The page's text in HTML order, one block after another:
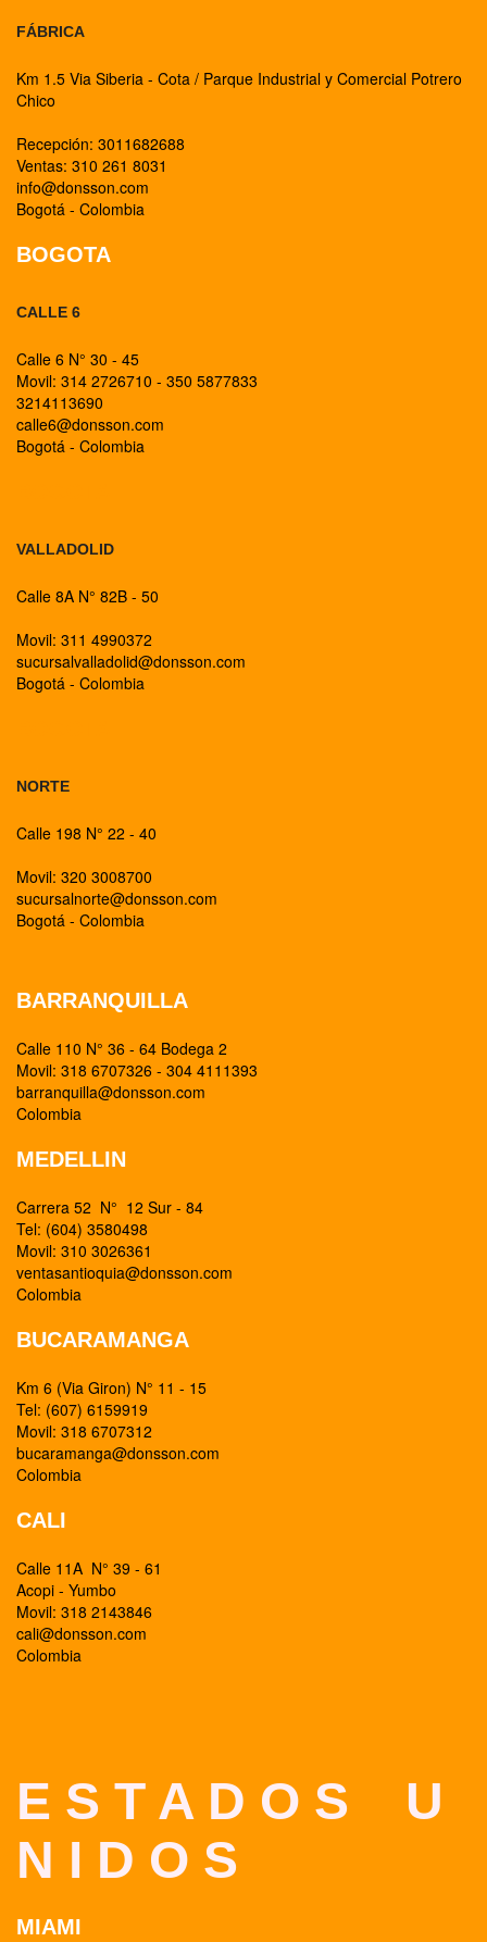
FÁBRICA
Km 1.5 Via Siberia - Cota / Parque Industrial y Comercial Potrero
Chico
Recepción: 3011682688
Ventas: 310 261 8031
info@donsson.com
Bogotá - Colombia
BOGOTA
CALLE 6
Calle 6 N° 30 - 45
Movil: 314 2726710 - 350 5877833
3214113690
calle6@donsson.com
Bogotá - Colombia
VALLADOLID
Calle 8A N° 82B - 50
Movil: 311 4990372
sucursalvalladolid@donsson.com
Bogotá - Colombia
NORTE
Calle 198 N° 22 - 40
Movil: 320 3008700
sucursalnorte@donsson.com
Bogotá - Colombia
BARRANQUILLA
Calle 110 N° 36 - 64 Bodega 2
Movil: 318 6707326 - 304 4111393
barranquilla@donsson.com
Colombia
MEDELLIN
Carrera 52 N° 12 Sur - 84
Tel: (604) 3580498
Movil: 310 3026361
ventasantioquia@donsson.com
Colombia
BUCARAMANGA
Km 6 (Via Giron) N° 11 - 15
Tel: (607) 6159919
Movil: 318 6707312
bucaramanga@donsson.com
Colombia
CALI
Calle 11A N° 39 - 61
Acopi - Yumbo
Movil: 318 2143846
cali@donsson.com
Colombia
E S T A D O S U
N I D O S
MIAMI